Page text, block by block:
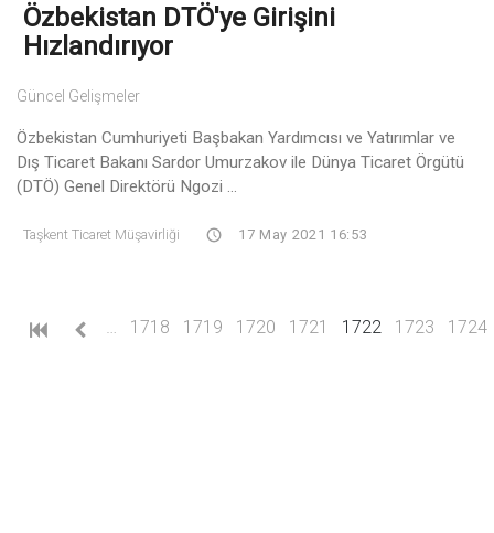
Özbekistan DTÖ'ye Girişini
Hızlandırıyor
Güncel Gelişmeler
Özbekistan Cumhuriyeti Başbakan Yardımcısı ve Yatırımlar ve
Dış Ticaret Bakanı Sardor Umurzakov ile Dünya Ticaret Örgütü
(DTÖ) Genel Direktörü Ngozi ...
Taşkent Ticaret Müşavirliği 17 May 2021 16:53
1718 1719 1720 1721 1722 (current)
1723 1724